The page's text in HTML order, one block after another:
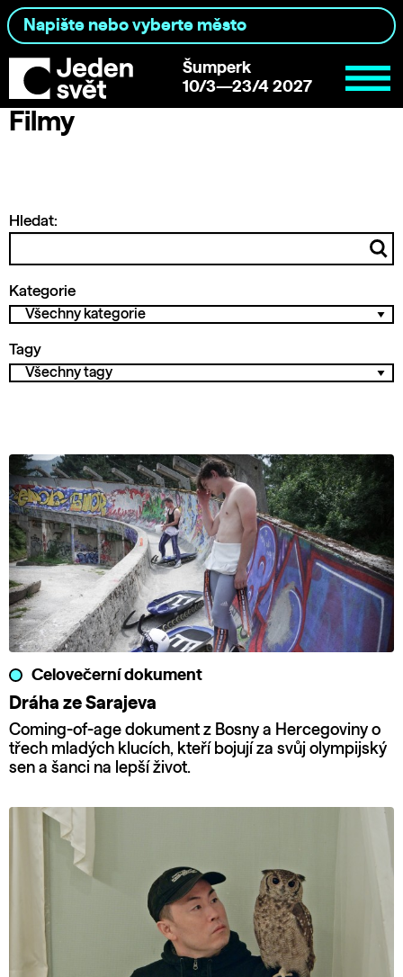
Šumperk
10/3—23/4 2027
Filmy
Hledat:
Kategorie
Tagy
Celovečerní dokument
Dráha ze Sarajeva
Coming-of-age dokument z Bosny a Hercegoviny o
třech mladých klucích, kteří bojují za svůj olympijský
sen a šanci na lepší život.